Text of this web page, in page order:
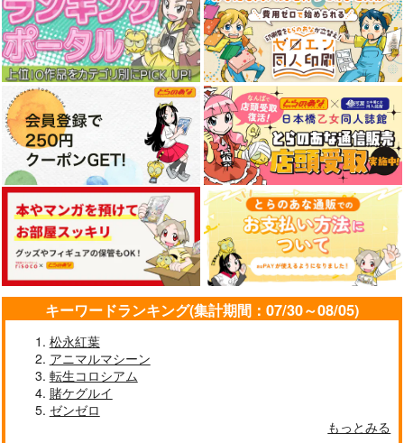
幻想クライシス
IRON ATTACK！
1,320円（税込）
サンプル
作品詳細
キーワードランキング(集計期間：07/30～08/05)
松永紅葉
アニマルマシーン
転生コロシアム
賭ケグルイ
ゼンゼロ
もっとみる